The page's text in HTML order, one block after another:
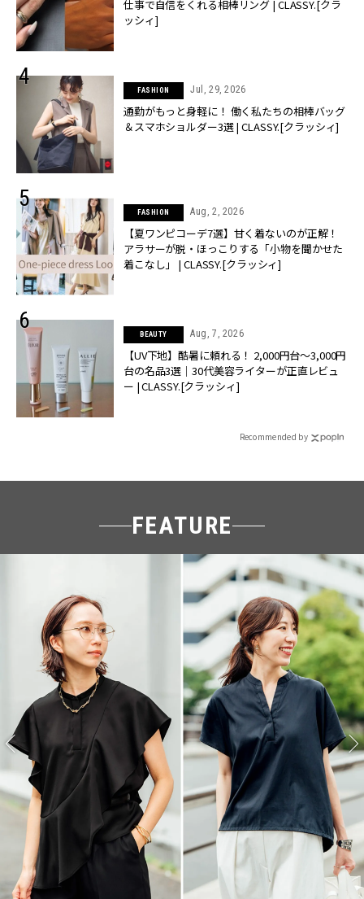
仕事で自信をくれる相棒リング | CLASSY.[クラ
ッシィ]
FASHION Jul, 29, 2026
通勤がもっと身軽に！ 働く私たちの相棒バッグ
＆スマホショルダー3選 | CLASSY.[クラッシィ]
FASHION Aug, 2, 2026
【夏ワンピコーデ7選】甘く着ないのが正解！
アラサーが脱・ほっこりする「小物を聞かせた
着こなし」 | CLASSY.[クラッシィ]
BEAUTY Aug, 7, 2026
【UV下地】酷暑に頼れる！ 2,000円台〜3,000円
台の名品3選｜30代美容ライターが正直レビュ
ー | CLASSY.[クラッシィ]
Recommended by
FEATURE